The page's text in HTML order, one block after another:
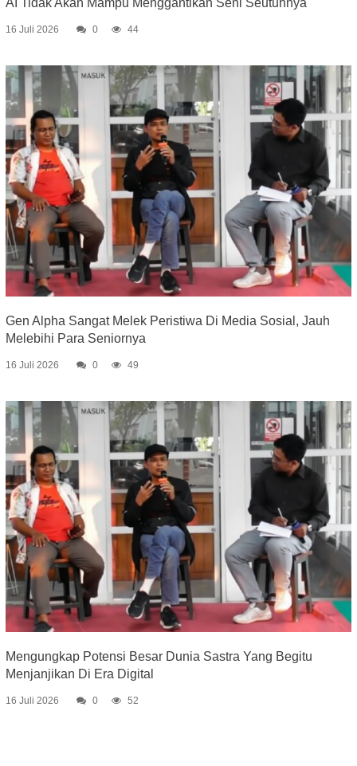
AI Tidak Akan Mampu Menggantikan Seni Seutuhnya
16 Juli 2026 0 44
Gen Alpha Sangat Melek Peristiwa Di Media Sosial, Jauh
Melebihi Para Seniornya
16 Juli 2026 0 49
Mengungkap Potensi Besar Dunia Sastra Yang Begitu
Menjanjikan Di Era Digital
16 Juli 2026 0 52